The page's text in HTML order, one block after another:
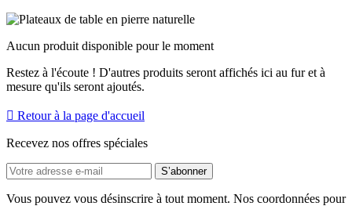
Aucun produit disponible pour le moment
Restez à l'écoute ! D'autres produits seront affichés ici au fur et à
mesure qu'ils seront ajoutés.
 Retour à la page d'accueil
Recevez nos offres spéciales
Vous pouvez vous désinscrire à tout moment. Nos coordonnées pour